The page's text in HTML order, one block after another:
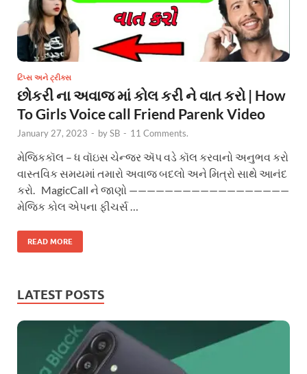
ટિપ્સ અને ટ્રીક્સ
છોકરી ના અવાજ માં કોલ કરી ને વાત કરો | How
To Girls Voice call Friend Parenk Video
January 27, 2023 - bySB - 11 Comments.
મેજિકકૉલ – ધ વૉઇસ ચેન્જર ઍપ વડે કૉલ કરવાનો અનુભવ કરો
વાસ્તવિક સમયમાં તમારો અવાજ બદલો અને મિત્રો સાથે આનંદ
કરો. MagicCall ને જાણો ——————————————————
મેજિક કોલ એપના ફીચર્સ …
READ MORE
LATEST POSTS